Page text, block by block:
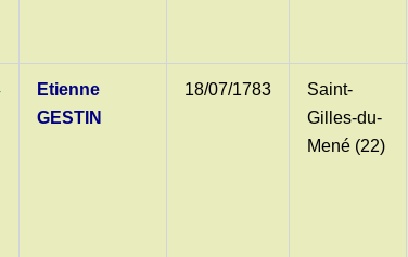
Etienne
GESTIN
18/07/1783
Saint-
Gilles-du-
Mené (22)